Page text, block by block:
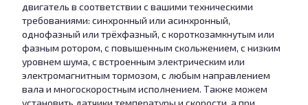
двигатель в соответствии с вашими техническими
требованиями: синхронный или асинхронный,
однофазный или трёхфазный, с короткозамкнутым или
фазным ротором, с повышенным скольжением, с низким
уровнем шума, с встроенным электрическим или
электромагнитным тормозом, с любым направлением
вала и многоскоростным исполнением. Также можем